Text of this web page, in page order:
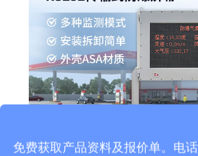
免费获取产品资料及报价单。电